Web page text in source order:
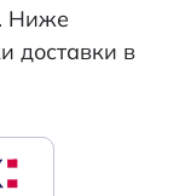
Ниже
доставки в